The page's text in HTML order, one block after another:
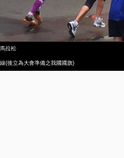
拉松
(後立為大會準備之我國國旗)